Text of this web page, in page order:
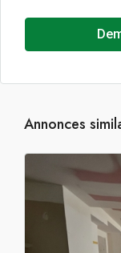
Annonces